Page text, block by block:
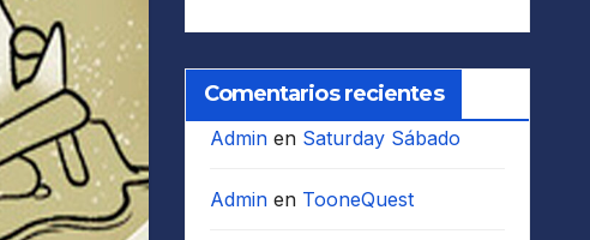
Comentarios recientes
Adminen Saturday Sábado
Adminen TooneQuest